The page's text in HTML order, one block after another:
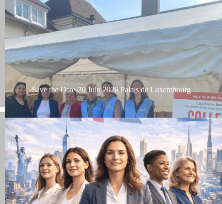
Save the Date-20 Juin 2026 Palais de Luxembourg